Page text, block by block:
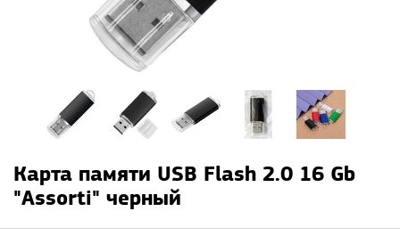
Карта памяти USB Flash 2.0 16 Gb
"Assorti" черный